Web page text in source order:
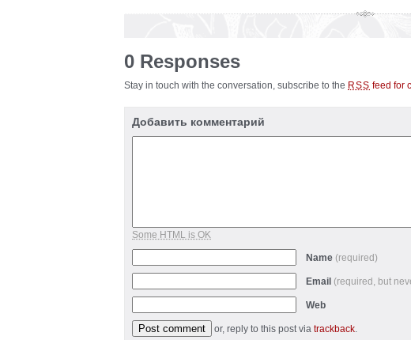
0 Responses
Stay in touch with the conversation, subscribe to the RSS feed for
Добавить комментарий
Some HTML is OK
Name (required)
Email (required, but
Web
or, reply to this post via trackback.